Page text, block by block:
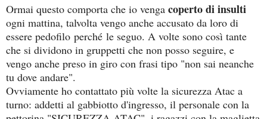
Ormai questo comporta che io venga coperto di insulti
ogni mattina, talvolta vengo anche accusato da loro di
essere pedofilo perché le seguo. A volte sono così tante
che si dividono in gruppetti che non posso seguire, e
vengo anche preso in giro con frasi tipo "non sai neanche
tu dove andare".
Ovviamente ho contattato più volte la sicurezza Atac a
turno: addetti al gabbiotto d'ingresso, il personale con la